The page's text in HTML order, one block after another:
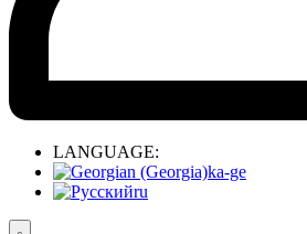
LANGUAGE:
ka-ge
ru